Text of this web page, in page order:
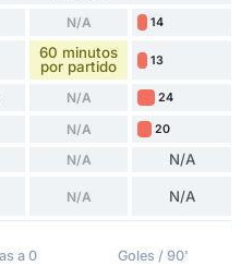
N/A 14
60 minutos
por partido
13
N/A 24
N/A 20
N/A N/A
N/A N/A
a 0 Goles / 90'